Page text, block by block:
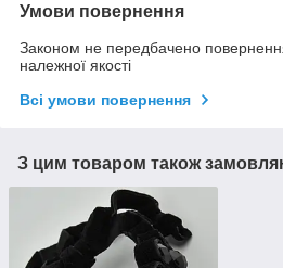
Умови повернення
Законом не передбачено
належної якості
Всі умови повернення
З цим товаром також